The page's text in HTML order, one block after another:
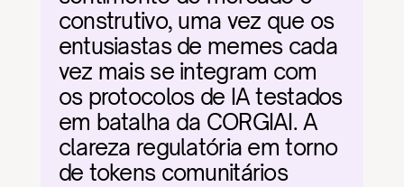
construtivo, uma vez que os
entusiastas de memes cada
vez mais se integram com
os protocolos de IA testados
em batalha da CORGIAI. A
clareza regulatória em torno
de tokens comunitários